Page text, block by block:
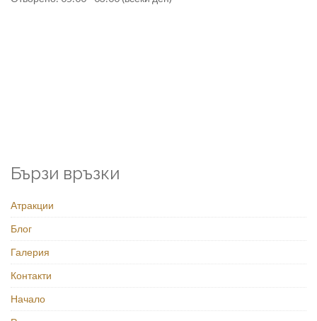
Бързи връзки
Атракции
Блог
Галерия
Контакти
Начало